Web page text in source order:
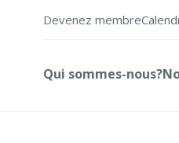
Devenez membre
Qui sommes-nous?